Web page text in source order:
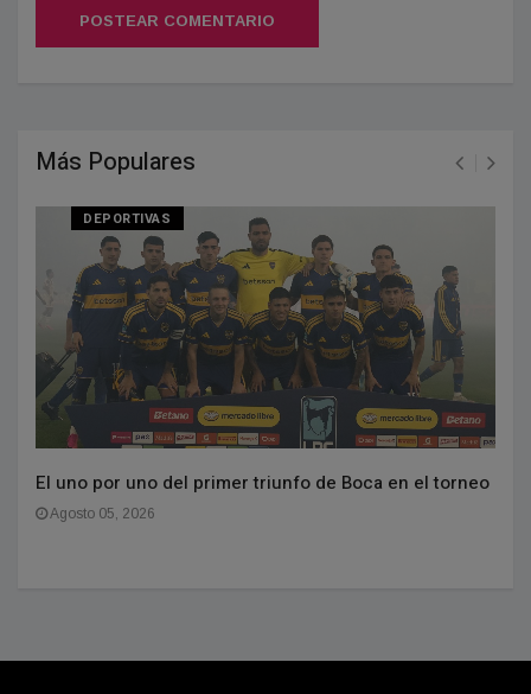
POSTEAR COMENTARIO
Más Populares
DEPORTIVAS
El uno por uno del primer triunfo de Boca en el torneo
Agosto 05, 2026